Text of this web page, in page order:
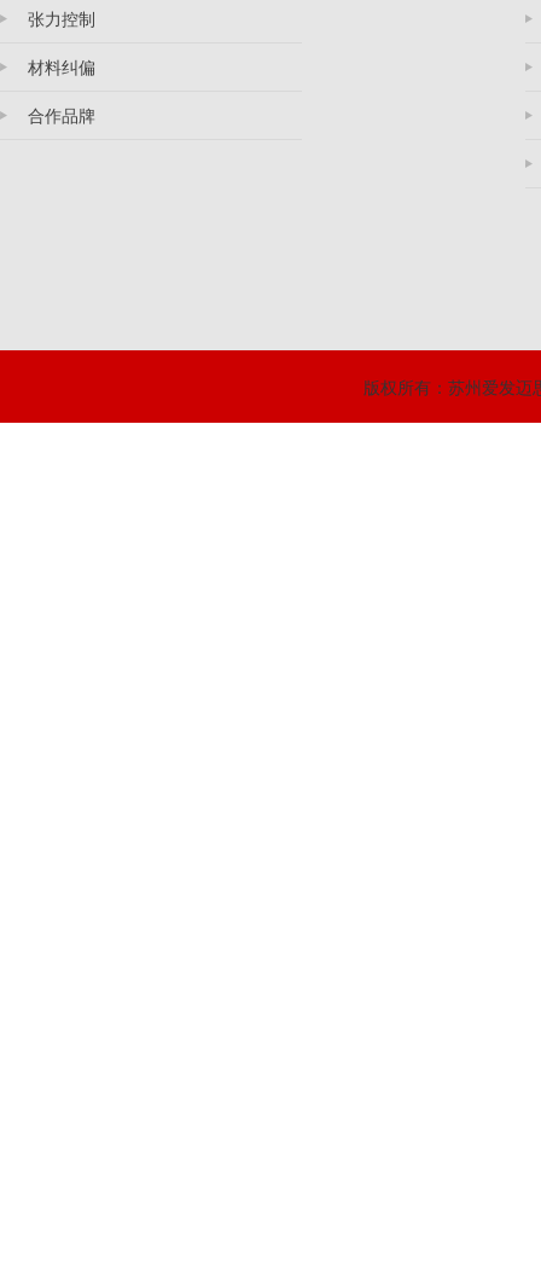
张力控制
材料纠偏
合作品牌
版权所有：苏州爱发